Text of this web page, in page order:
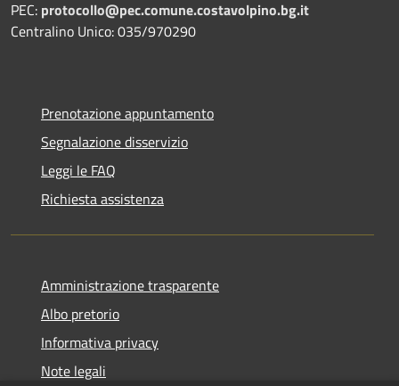
PEC: protocollo@pec.comune.costavolpino.bg.it
Centralino Unico: 035/970290
Prenotazione appuntamento
Segnalazione disservizio
Leggi le FAQ
Richiesta assistenza
Amministrazione trasparente
Albo pretorio
Informativa privacy
Note legali